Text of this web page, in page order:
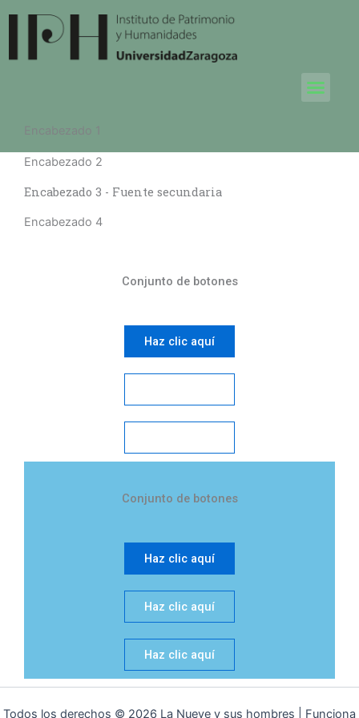
contenido
Encabezado 1
Encabezado 2
Encabezado 3 - Fuente secundaria
Encabezado 4
Conjunto de botones
Haz clic aquí
Conjunto de botones
Haz clic aquí
Haz clic aquí
Haz clic aquí
Todos los derechos © 2026 La Nueve y sus hombres | Funciona